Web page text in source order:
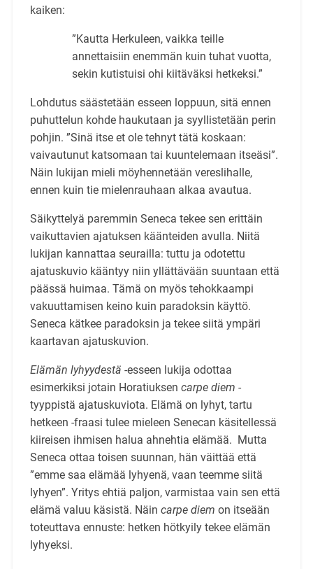
kaiken:
”Kautta Herkuleen, vaikka teille
annettaisiin enemmän kuin tuhat vuotta,
sekin kutistuisi ohi kiitäväksi hetkeksi.”
Lohdutus säästetään esseen loppuun, sitä ennen
puhuttelun kohde haukutaan ja syyllistetään perin
pohjin. ”Sinä itse et ole tehnyt tätä koskaan:
vaivautunut katsomaan tai kuuntelemaan itseäsi”.
Näin lukijan mieli möyhennetään vereslihalle,
ennen kuin tie mielenrauhaan alkaa avautua.
Säikyttelyä paremmin Seneca tekee sen erittäin
vaikuttavien ajatuksen käänteiden avulla. Niitä
lukijan kannattaa seurailla: tuttu ja odotettu
ajatuskuvio kääntyy niin yllättävään suuntaan että
päässä huimaa. Tämä on myös tehokkaampi
vakuuttamisen keino kuin paradoksin käyttö.
Seneca kätkee paradoksin ja tekee siitä ympäri
kaartavan ajatuskuvion.
Elämän lyhyydestä -esseen lukija odottaa
esimerkiksi jotain Horatiuksen carpe diem -
tyyppistä ajatuskuviota. Elämä on lyhyt, tartu
hetkeen -fraasi tulee mieleen Senecan käsitellessä
kiireisen ihmisen halua ahnehtia elämää. Mutta
Seneca ottaa toisen suunnan, hän väittää että
”emme saa elämää lyhyenä, vaan teemme siitä
lyhyen”. Yritys ehtiä paljon, varmistaa vain sen että
elämä valuu käsistä. Näin carpe diem on itseään
toteuttava ennuste: hetken hötkyily tekee elämän
lyhyeksi.